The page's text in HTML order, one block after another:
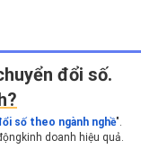
đổi số.
số theo ngành nghề".
kinh doanh hiệu quả.